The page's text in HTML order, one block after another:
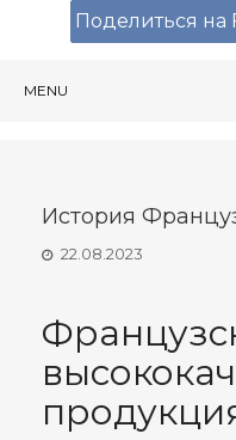
MENU
История
22.08.2023
Поделиться на